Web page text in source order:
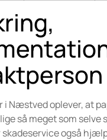
i Næstved oplever, at
så meget som selve
også